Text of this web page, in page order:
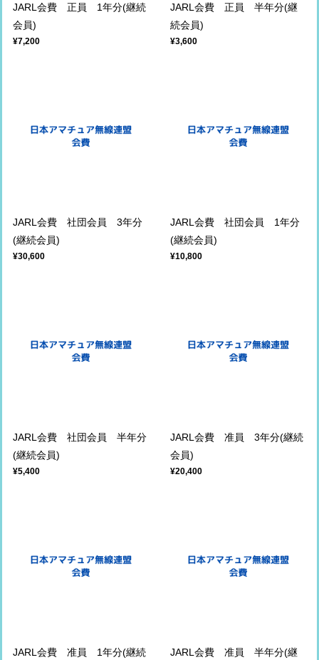
JARL会費 正員 1年分(継続
会員)
¥7,200
JARL会費 正員 半年分(継
続会員)
¥3,600
JARL会費 社団会員 3年分
(継続会員)
¥30,600
JARL会費 社団会員 1年分
(継続会員)
¥10,800
JARL会費 社団会員 半年分
(継続会員)
¥5,400
JARL会費 准員 3年分(継続
会員)
¥20,400
JARL会費 准員 1年分(継続 JARL会費 准員 半年分(継